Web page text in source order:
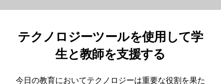
テクノロジーツールを使用して学
生と教師を支援する
今日の教育においてテクノロジーは重要な役割を果た